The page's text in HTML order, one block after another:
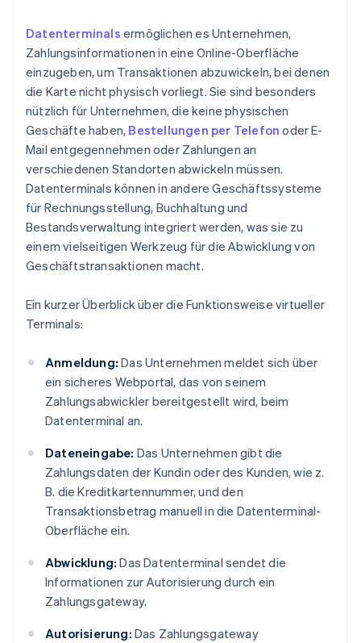
Datenterminals ermöglichen es Unternehmen,
Zahlungsinformationen in eine Online-Oberfläche
einzugeben, um Transaktionen abzuwickeln, bei denen
die Karte nicht physisch vorliegt. Sie sind besonders
nützlich für Unternehmen, die keine physischen
Geschäfte haben, Bestellungen per Telefon oder E-
Mail entgegennehmen oder Zahlungen an
verschiedenen Standorten abwickeln müssen.
Datenterminals können in andere Geschäftssysteme
für Rechnungsstellung, Buchhaltung und
Bestandsverwaltung integriert werden, was sie zu
einem vielseitigen Werkzeug für die Abwicklung von
Geschäftstransaktionen macht.
Ein kurzer Überblick über die Funktionsweise virtueller
Terminals:
Anmeldung: Das Unternehmen meldet sich über
ein sicheres Webportal, das von seinem
Zahlungsabwickler bereitgestellt wird, beim
Datenterminal an.
Dateneingabe: Das Unternehmen gibt die
Zahlungsdaten der Kundin oder des Kunden, wie z.
B. die Kreditkartennummer, und den
Transaktionsbetrag manuell in die Datenterminal-
Oberfläche ein.
Abwicklung: Das Datenterminal sendet die
Informationen zur Autorisierung durch ein
Zahlungsgateway.
Autorisierung: Das Zahlungsgateway